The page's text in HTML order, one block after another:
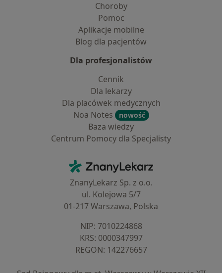
Choroby
Pomoc
Aplikacje mobilne
Blog dla pacjentów
Dla profesjonalistów
Cennik
Dla lekarzy
Dla placówek medycznych
Noa Notes
nowość
Baza wiedzy
Centrum Pomocy dla Specjalisty
ZnanyLekarz - Strona główna
ZnanyLekarz Sp. z o.o.
ul. Kolejowa 5/7
01-217 Warszawa, Polska
NIP: ⁠7010224868
KRS: ⁠0000347997
REGON: ⁠142276657